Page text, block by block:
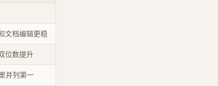
文档编辑更稳
位数提升
并列第一